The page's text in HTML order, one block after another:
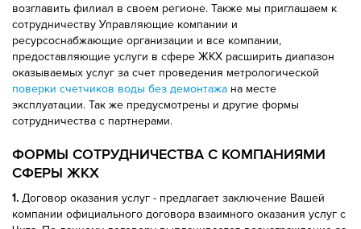
возглавить филиал в своем регионе. Также мы приглашаем к
сотрудничеству Управляющие компании и
ресурсоснабжающие организации и все компании,
предоставляющие услуги в сфере ЖКХ расширить диапазон
оказываемых услуг за счет проведения метрологической
поверки счетчиков воды без демонтажа на месте
эксплуатации. Так же предусмотрены и другие формы
сотрудничества с партнерами.
ФОРМЫ СОТРУДНИЧЕСТВА С КОМПАНИЯМИ
СФЕРЫ ЖКХ
1. Договор оказания услуг - предлагает заключение Вашей
компании официального договора взаимного оказания услуг с